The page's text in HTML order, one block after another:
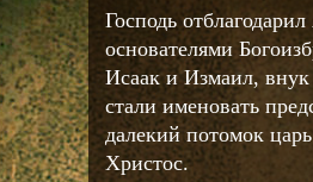
Господь
основателями
Исаак и Измаил,
стали именовать
далекий потомок
Христос.